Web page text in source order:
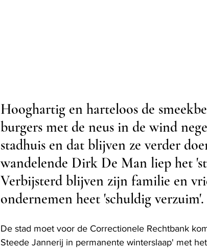
Hooghartig en harteloos de
burgers met de neus in de wind
stadhuis en dat blijven ze verder
wandelende Dirk De Man liep het
Verbijsterd blijven zijn familie en
ondernemen heet 'schuldig verzuim'.
De stad moet voor de Correctionele Rechtbank
Steede Jannerij in permanente winterslaap' met